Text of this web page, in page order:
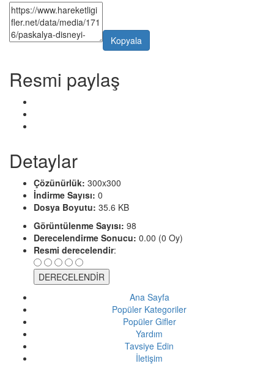
Kopyala
Resmi paylaş
Detaylar
Çözünürlük: 300x300
İndirme Sayısı: 0
Dosya Boyutu: 35.6 KB
Görüntülenme Sayısı: 98
Derecelendirme Sonucu: 0.00 (0 Oy)
Resmi derecelendir:
Ana Sayfa
Popüler Kategoriler
Popüler Gifler
Yardım
Tavsiye Edin
İletişim